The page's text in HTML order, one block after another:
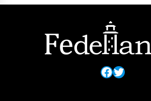
Facebook
Twitter